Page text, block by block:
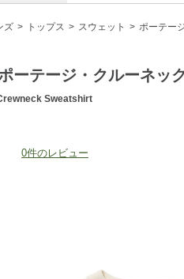
ズ トップス スウェット ポーテー
ーテージ・クルーネッ
Sweatshirt
womens/tops/sweatshirts/g/
評
0件のレビュー